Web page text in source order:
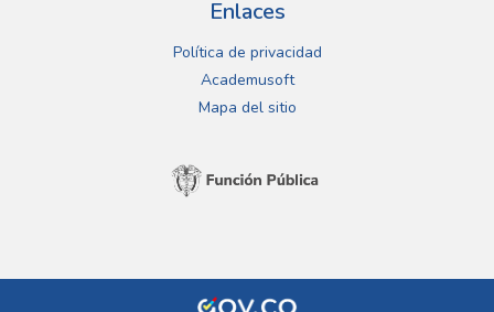
Enlaces
Política de privacidad
Academusoft
Mapa del sitio